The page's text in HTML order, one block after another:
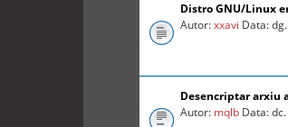
Distro GNU/Linux
Autor:xxavi Data:
Desencriptar arxiu
Autor: mqlb Data: